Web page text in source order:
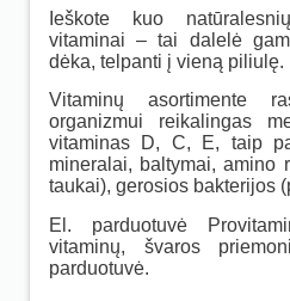
Ieškote kuo
vitaminai – tai dalelė
dėka, telpanti į vieną piliulę.
Vitaminų asortimente
organizmui reikalingas
vitaminas D, C, E, taip
mineralai, baltymai, amino
taukai), gerosios bakterijos
El. parduotuvė
vitaminų, švaros
parduotuvė.